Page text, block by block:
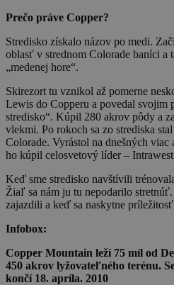
Prečo práve Copper?
Stredisko získalo názov po medi.
oblasť v strednom Colorade baníci a
„medenej hore“.
Skirezort tu vznikol až pomerne
Lewis do Copperu a povedal svojim
stredisko“. Kúpil 280 akrov pôdy a
vlekmi. Po rokoch sa zo strediska
Colorade. Vyrástol na dnešných
ho kúpil celosvetový líder –
Keď sme stredisko navštívili
Žiaľ sa nám ju tu nepodarilo
zajazdili a keď sa naskytne
Infobox:
Copper Mountain leží 75 míl od
450 akrov lyžovateľného terénu.
končí 18. apríla. 2010